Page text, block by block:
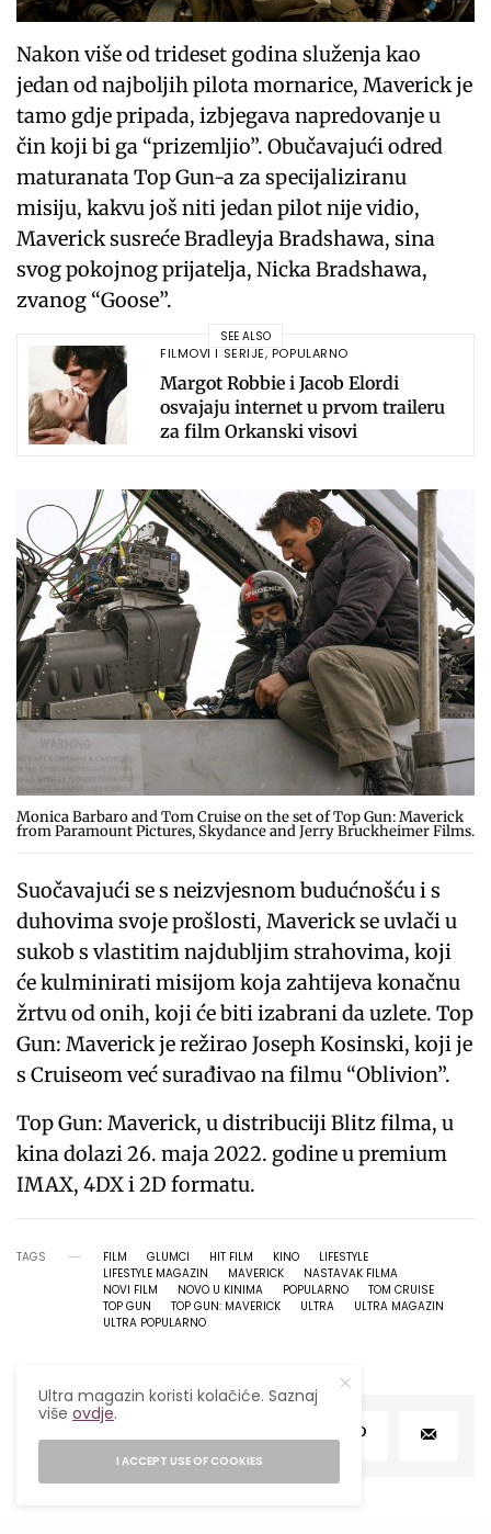
Nakon više od trideset godina služenja kao
jedan od najboljih pilota mornarice, Maverick je
tamo gdje pripada, izbjegava napredovanje u
čin koji bi ga “prizemljio”. Obučavajući odred
maturanata Top Gun-a za specijaliziranu
misiju, kakvu još niti jedan pilot nije vidio,
Maverick susreće Bradleyja Bradshawa, sina
svog pokojnog prijatelja, Nicka Bradshawa,
zvanog “Goose”.
SEE ALSO
FILMOVI I SERIJE, POPULARNO
Margot Robbie i Jacob Elordi
osvajaju internet u prvom traileru
za film Orkanski visovi
Monica Barbaro and Tom Cruise on the set of Top Gun: Maverick
from Paramount Pictures, Skydance and Jerry Bruckheimer Films.
Suočavajući se s neizvjesnom budućnošću i s
duhovima svoje prošlosti, Maverick se uvlači u
sukob s vlastitim najdubljim strahovima, koji
će kulminirati misijom koja zahtijeva konačnu
žrtvu od onih, koji će biti izabrani da uzlete. Top
Gun: Maverick je režirao Joseph Kosinski, koji je
s Cruiseom već surađivao na filmu “Oblivion”.
Top Gun: Maverick, u distribuciji Blitz filma, u
kina dolazi 26. maja 2022. godine u premium
IMAX, 4DX i 2D formatu.
TAGS FILM GLUMCI HIT FILM KINO
LIFESTYLE
LIFESTYLE MAGAZIN
MAVERICK
NASTAVAK FILMA
NOVI FILM
NOVO U KINIMA POPULARNO
TOM CRUISE
TOP GUN
TOP GUN: MAVERICK ULTRA
ULTRA MAGAZIN
ULTRA POPULARNO
NAJPOPULARNIJE
Ultra magazin koristi kolačiće. Saznaj
višeovdje.
I ACCEPT USE OF COOKIES